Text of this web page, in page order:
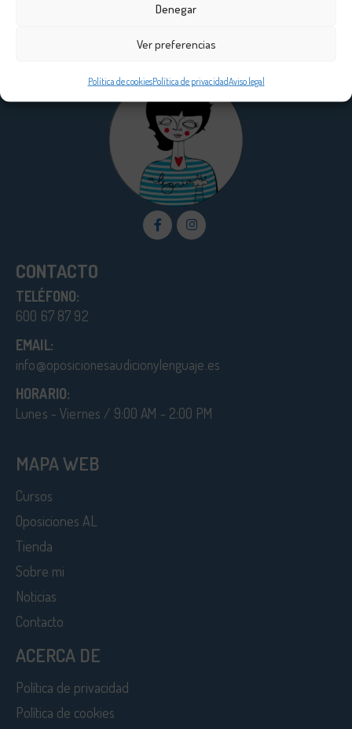
Denegar
Ver preferencias
Política de cookiesPolítica de privacidadAviso legal
CONTACTO
TELÉFONO:
600 67 87 92
EMAIL:
info@oposicionesaudicionylenguaje.es
HORARIO:
Lunes - Viernes / 9:00 AM - 2:00 PM
MAPA WEB
Cursos
Oposiciones AL
Tienda
Sobre mi
Noticias
Contacto
ACERCA DE
Política de privacidad
Política de cookies